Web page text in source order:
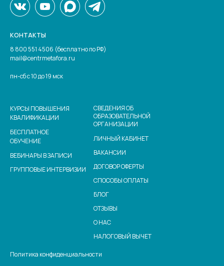
СВЕДЕНИЯ ОБ
ОБРАЗОВАТЕЛЬНОЙ
ОРГАНИЗАЦИИ
КОНТАКТЫ
БЕСПЛАТНОЕ
ОБУЧЕНИЕ
КУРСЫ ПОВЫШЕНИЯ
КВАЛИФИКАЦИИ
ЛИЧНЫЙ КАБИНЕТ
Политика конфиденциальности
ВАКАНСИИ
СПОСОБЫ ОПЛАТЫ
БЛОГ
О НАС
НАЛОГОВЫЙ ВЫЧЕТ
ОТЗЫВЫ
ДОГОВОР ОФЕРТЫ
8 800 551 4506 (бесплатно по РФ)
mail@centrmetafora.ru
пн-сб с 10 до 19 мск
ВЕБИНАРЫ В ЗАПИСИ
ГРУППОВЫЕ ИНТЕРВИЗИИ